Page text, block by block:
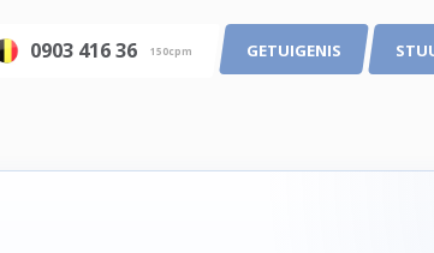
0903 416 36 150cpm GETUIGENIS